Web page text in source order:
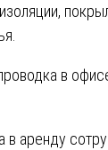
в
аренду